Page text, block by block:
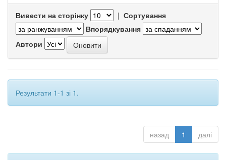
Вивести на сторінку | Сортування
Впорядкування
Автори
Результати 1-1 зі 1.
назад 1 далі